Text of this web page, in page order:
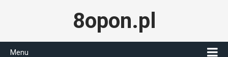
8opon.pl
Menu